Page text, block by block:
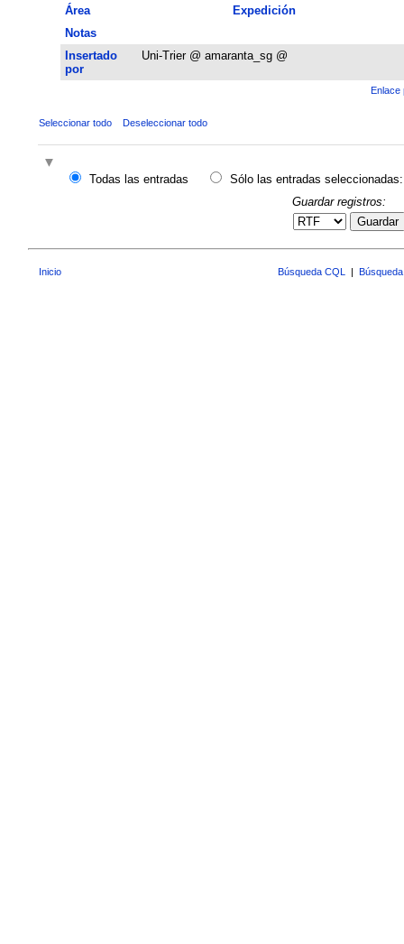
Área
Expedición
Notas
Insertado
por
Uni-Trier @ amaranta_sg @
Enlace
Seleccionar todo Deseleccionar todo
Todas las entradas
Sólo las entradas seleccionadas:
Guardar registros:
Guardar
Inicio Búsqueda CQL